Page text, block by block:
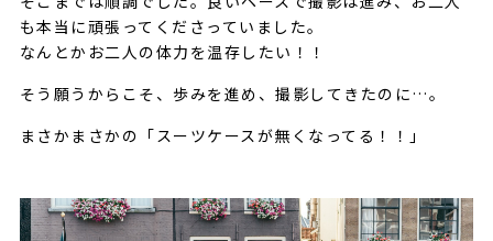
も本当に頑張ってくださっていました。
なんとかお二人の体力を温存したい！！
そう願うからこそ、歩みを進め、撮影してきたのに…。
まさかまさかの「スーツケースが無くなってる！！」